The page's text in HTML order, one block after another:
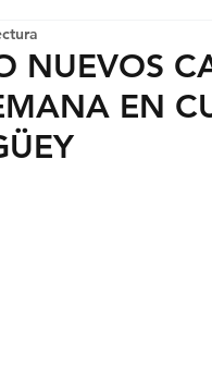
NUEVOS
EN